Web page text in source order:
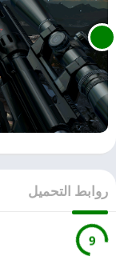
روابط التحميل
9